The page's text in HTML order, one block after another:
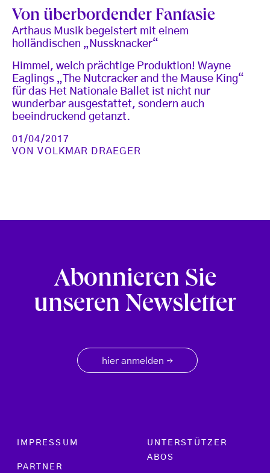
Von überbordender Fantasie
Arthaus Musik begeistert mit einem
holländischen „Nussknacker“
Himmel, welch prächtige Produktion! Wayne
Eaglings „The Nutcracker and the Mause King“
für das Het Nationale Ballet ist nicht nur
wunderbar ausgestattet, sondern auch
beeindruckend getanzt.
01/04/2017
VONVOLKMAR DRAEGER
Abonnieren Sie
unseren Newsletter
hier anmelden →
Footer menu
IMPRESSUM
PARTNER
UNTERSTÜTZER
ABOS